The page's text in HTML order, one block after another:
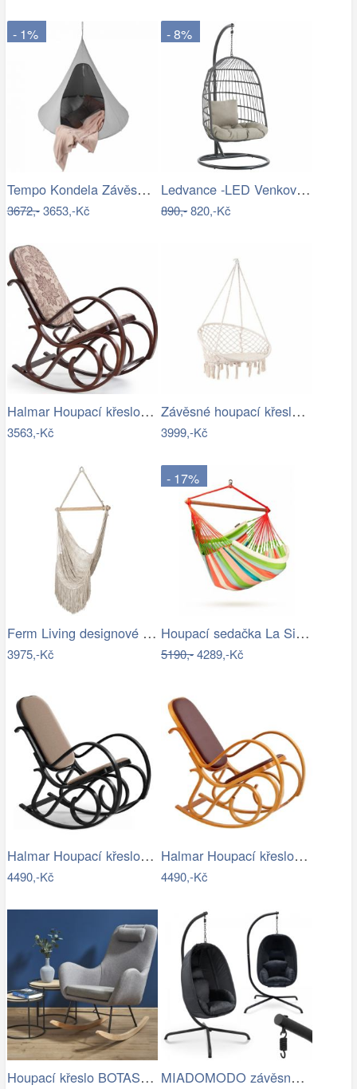
- 1%
Tempo Kondela Závěsné houpací křeslo…
3672,-3653,-Kč
- 8%
Ledvance -LED Venkovní nástěnné…
890,-820,-Kč
Halmar Houpací křeslo Max II ořech…
3563,-Kč
Závěsné houpací křeslo ve stylu hipís -…
3999,-Kč
Ferm Living designové houpací sítě Path…
3975,-Kč
- 17%
Houpací sedačka La Siesta DOMINGO - IN
5190,-4289,-Kč
Halmar Houpací křeslo MAX BIS 95x52 cm…
4490,-Kč
Halmar Houpací křeslo MAX BIS 95x52 cm…
4490,-Kč
Houpací křeslo BOTAS Halmar MIADOMODO závěsné houpací křeslo…